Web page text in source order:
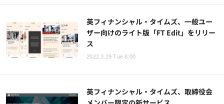
英フィナンシャル・タイムズ、一般ユー
ザー向けのライト版「FT Edit」をリリー
ス
2022.3.29 Tue 8:00
英フィナンシャル・タイムズ、取締役会